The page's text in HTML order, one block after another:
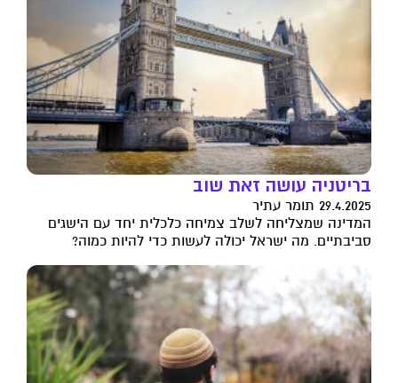
בריטניה עושה זאת שוב
29.4.2025 תומר עתיר
המדינה שמצליחה לשלב צמיחה כלכלית יחד עם הישגים
סביבתיים. מה ישראל יכולה לעשות כדי להיות כמוה?